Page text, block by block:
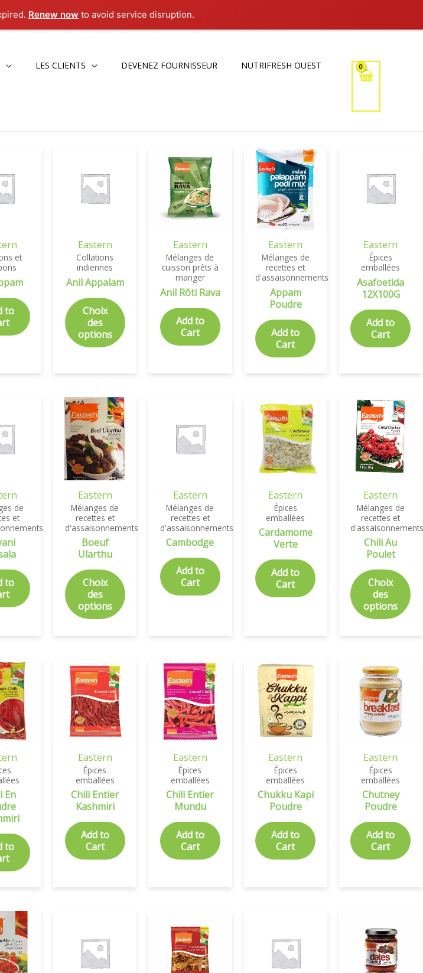
Renew now to avoid service disruption.
LES CLIENTS DEVENEZ FOURNISSEUR NUTRIFRESH OUEST
et
to
Eastern
Collations
indiennes
Anil Appalam
Choix
des
options
Eastern
Mélanges de
cuisson prêts à
manger
Anil Rôti Rava
Add to
Cart
Eastern
Mélanges de
recettes et
d'assaisonnements
Appam
Poudre
Add to
Cart
Eastern
Épices
emballées
Asafoetida
12X100G
Add to
Cart
de
et
to
Eastern
Mélanges de
recettes et
d'assaisonnements
Boeuf
Ularthu
Choix
des
options
Eastern
Mélanges de
recettes et
d'assaisonnements
Cambodge
Add to
Cart
Eastern
Épices
emballées
Cardamome
Verte
Add to
Cart
Eastern
Mélanges de
recettes et
d'assaisonnements
Chili Au
Poulet
Choix
des
options
En
to
Eastern
Épices
emballées
Chili Entier
Kashmiri
Add to
Cart
Eastern
Épices
emballées
Chili Entier
Mundu
Add to
Cart
Eastern
Épices
emballées
Chukku Kapi
Poudre
Add to
Cart
Eastern
Épices
emballées
Chutney
Poudre
Add to
Cart